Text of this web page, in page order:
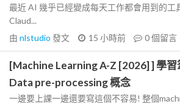
最近 AI 幾乎已經變成每天工作都會用到的工
Claud...
由 nlstudio 發文 15 小時前 0個留言
[Machine Learning A-Z [2026] ] 學習
Data pre-processing 概念
一邊要上課一邊還要寫這個不容易! 整個